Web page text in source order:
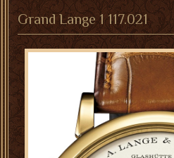
Grand Lange 1 117.021